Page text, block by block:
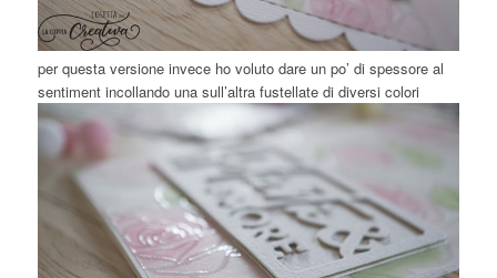
per questa versione invece ho voluto dare un po’ di spessore al
sentiment incollando una sull’altra fustellate di diversi colori